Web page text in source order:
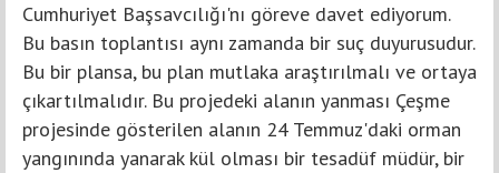
Cumhuriyet Başsavcılığı'nı göreve davet ediyorum.
Bu basın toplantısı aynı zamanda bir suç duyurusudur.
Bu bir plansa, bu plan mutlaka araştırılmalı ve ortaya
çıkartılmalıdır. Bu projedeki alanın yanması Çeşme
projesinde gösterilen alanın 24 Temmuz'daki orman
yangınında yanarak kül olması bir tesadüf müdür, bir